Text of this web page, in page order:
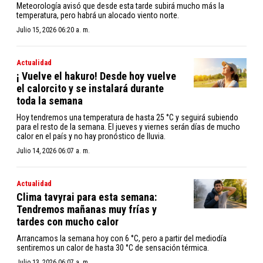
Meteorología avisó que desde esta tarde subirá mucho más la
temperatura, pero habrá un alocado viento norte.
Julio 15, 2026 06:20 a. m.
Actualidad
¡ Vuelve el hakuro! Desde hoy vuelve
el calorcito y se instalará durante
toda la semana
Hoy tendremos una temperatura de hasta 25 °C y seguirá subiendo
para el resto de la semana. El jueves y viernes serán días de mucho
calor en el país y no hay pronóstico de lluvia.
Julio 14, 2026 06:07 a. m.
Actualidad
Clima tavyrai para esta semana:
Tendremos mañanas muy frías y
tardes con mucho calor
Arrancamos la semana hoy con 6 °C, pero a partir del mediodía
sentiremos un calor de hasta 30 °C de sensación térmica.